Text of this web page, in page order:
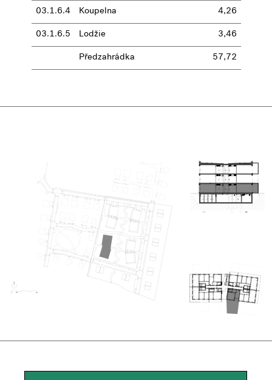
03.1.6.4 Koupelna 4,26
03.1.6.5 Lodžie 3,46
Předzahrádka 57,72